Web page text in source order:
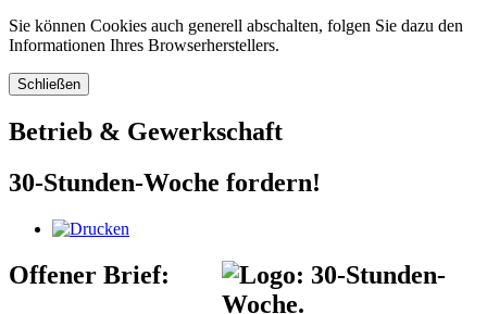
Sie können Cookies auch generell abschalten, folgen Sie dazu den
Informationen Ihres Browserherstellers.
Schließen
Betrieb & Gewerkschaft
30-Stunden-Woche fordern!
Offener Brief: